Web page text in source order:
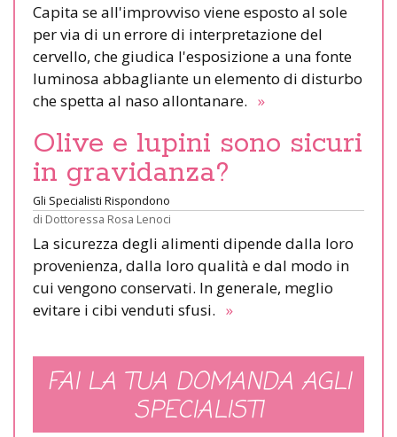
Capita se all'improvviso viene esposto al sole
per via di un errore di interpretazione del
cervello, che giudica l'esposizione a una fonte
luminosa abbagliante un elemento di disturbo
che spetta al naso allontanare. »
Olive e lupini sono sicuri
in gravidanza?
Gli Specialisti Rispondono
di Dottoressa Rosa Lenoci
La sicurezza degli alimenti dipende dalla loro
provenienza, dalla loro qualità e dal modo in
cui vengono conservati. In generale, meglio
evitare i cibi venduti sfusi. »
FAI LA TUA DOMANDA AGLI
SPECIALISTI